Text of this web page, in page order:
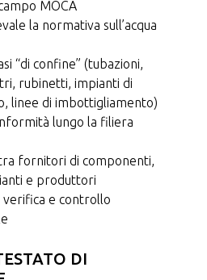
MOCA
la normativa sull’acqua
“di confine” (tubazioni,
rubinetti, impianti di
linee di imbottigliamento)
lungo la filiera
fornitori di componenti,
e produttori
verifica e controllo
DI